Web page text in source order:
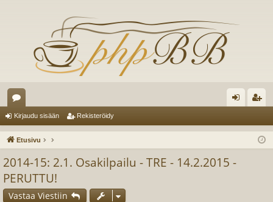
es
ku
ua
au ist
Kirjaudu sisään Rekisteröidy
Etusivu
2014-15: 2.1. Osakilpailu - TRE - 14.2.2015 -
PERUTTU!
Vastaa Viestiin